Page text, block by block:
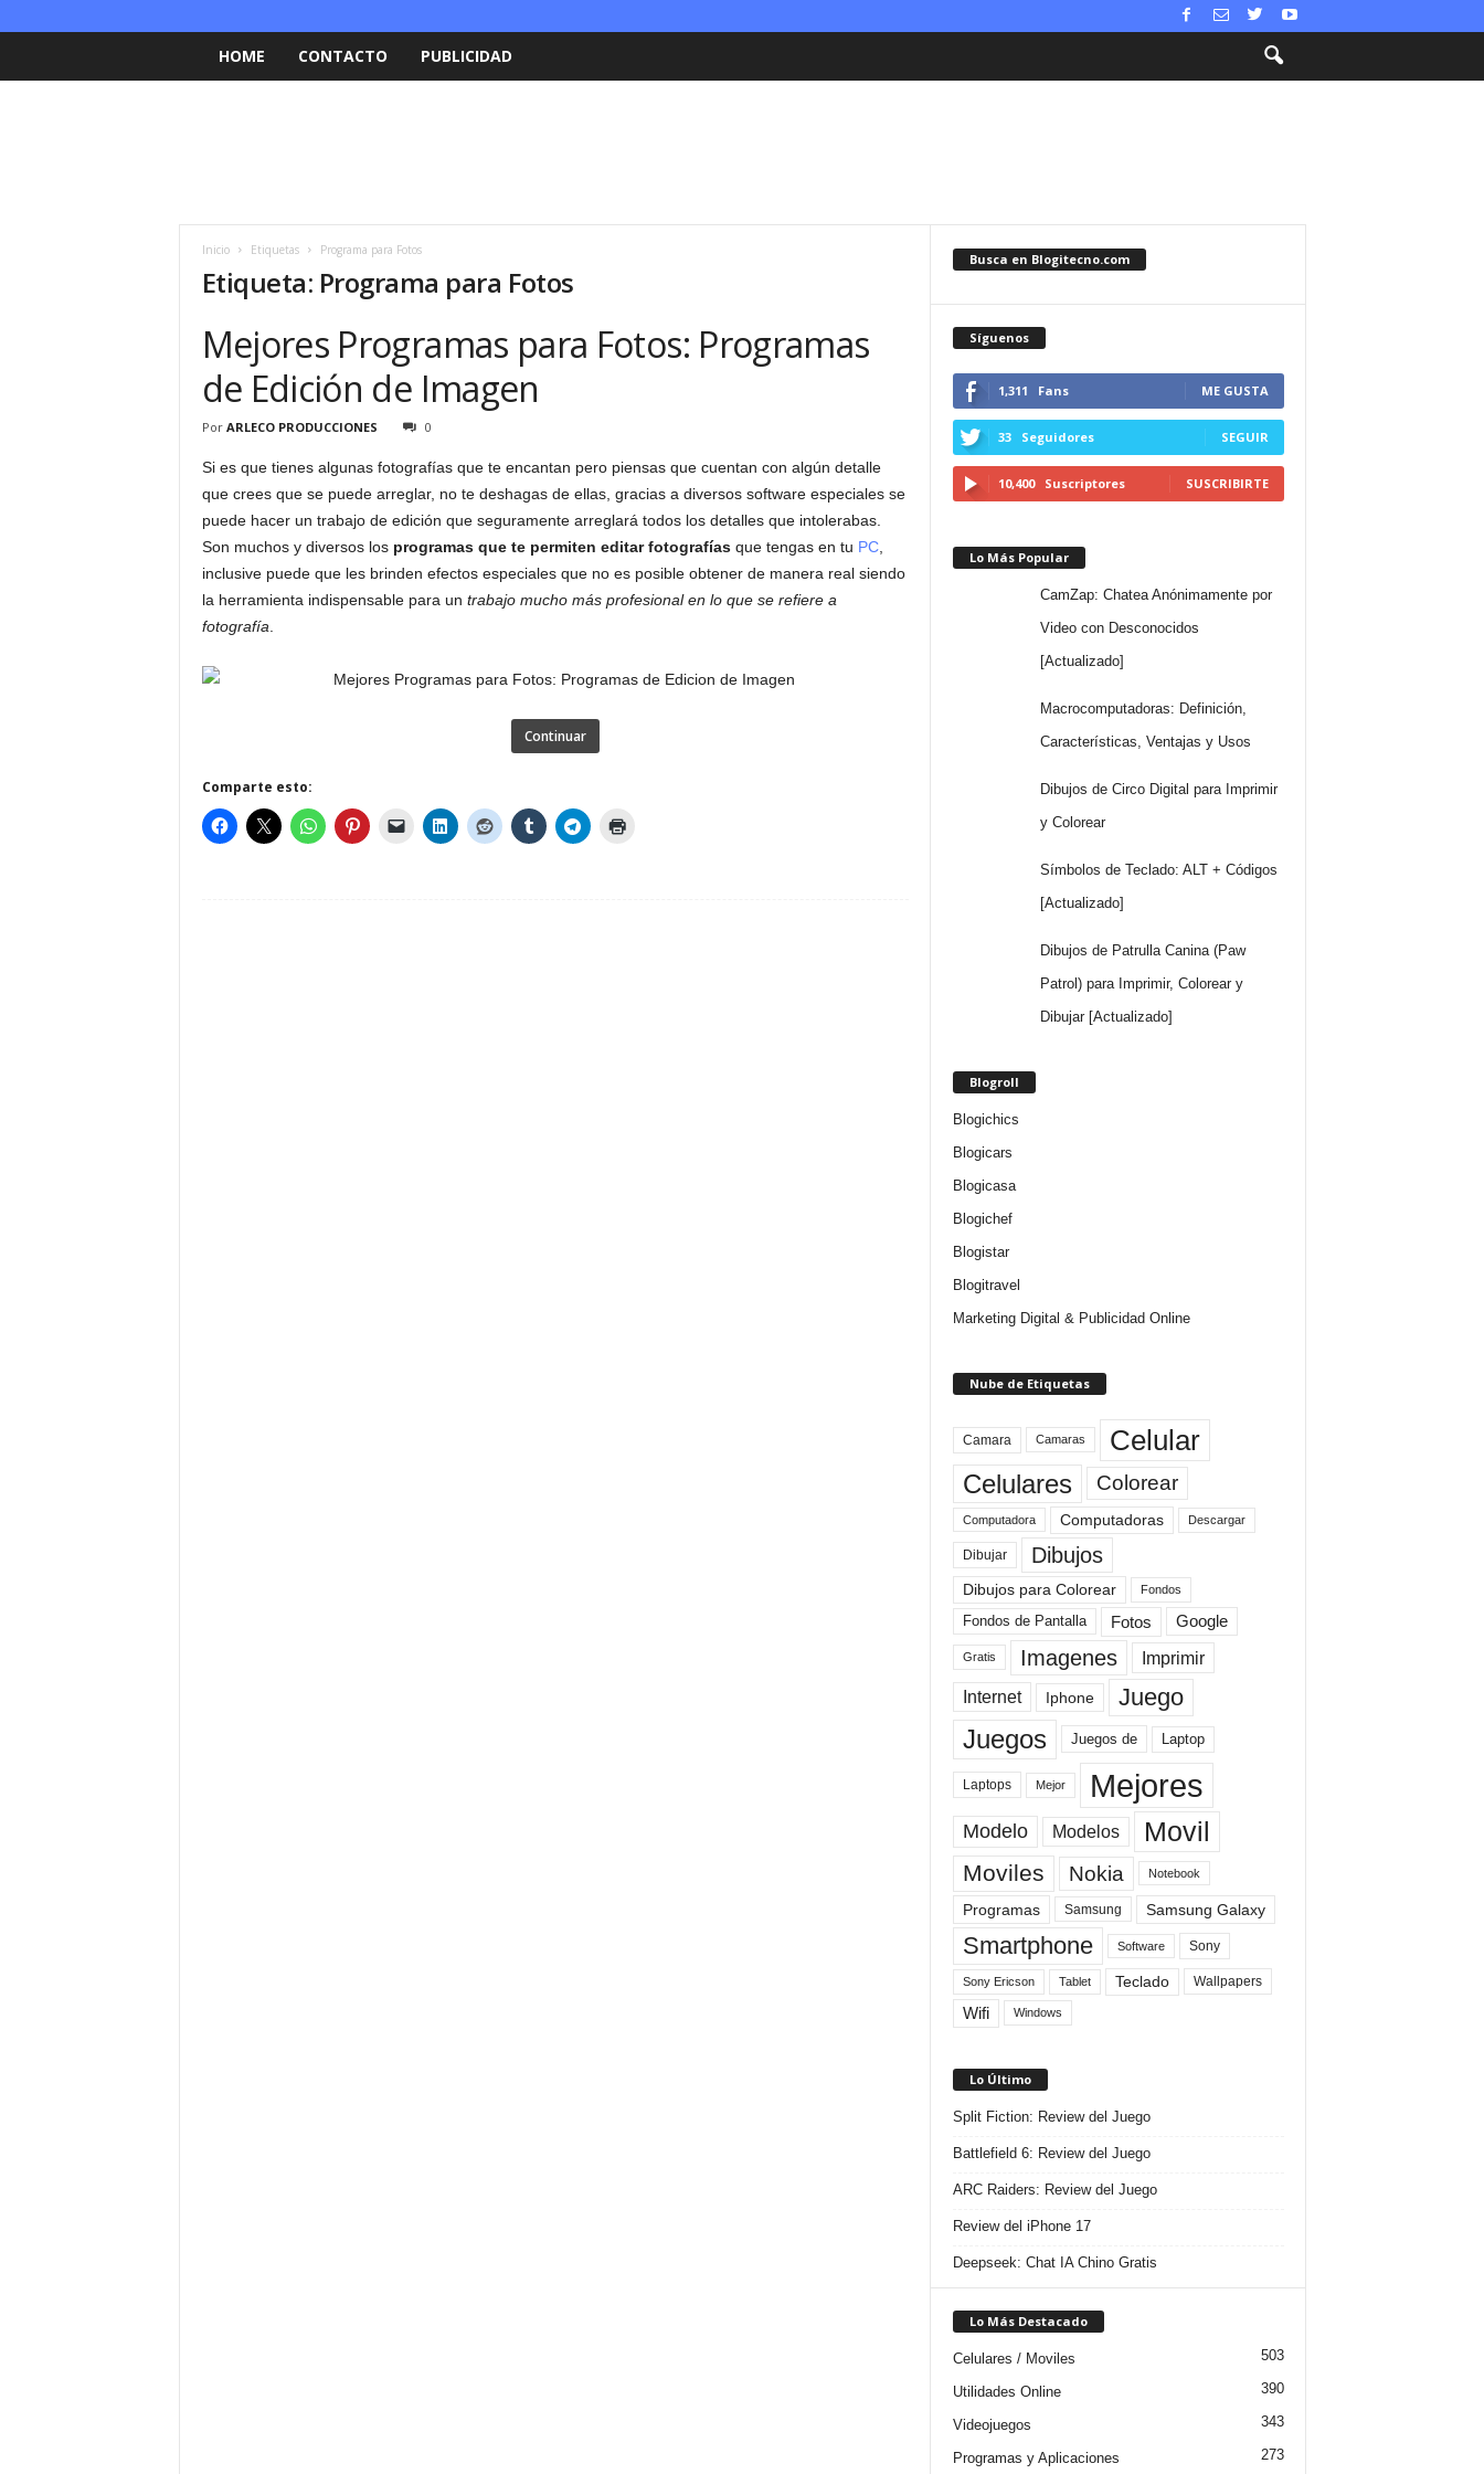
HOME CONTACTO PUBLICIDAD
Inicio Etiquetas Programa para Fotos
Etiqueta: Programa para Fotos
Mejores Programas para Fotos: Programas
de Edición de Imagen
Por ARLECO PRODUCCIONES 0
Si es que tienes algunas fotografías que te encantan pero piensas que cuentan con algún detalle
que crees que se puede arreglar, no te deshagas de ellas, gracias a diversos software especiales se
puede hacer un trabajo de edición que seguramente arreglará todos los detalles que intolerabas.
Son muchos y diversos los programas que te permiten editar fotografíasque tengas en tu PC,
inclusive puede que les brinden efectos especiales que no es posible obtener de manera real siendo
la herramienta indispensable para un trabajo mucho más profesional en lo que se refiere a
fotografía
Continuar
Comparte esto:
Busca en Blogitecno.com
Síguenos
1,311 Fans ME GUSTA
33 Seguidores SEGUIR
10,400 Suscriptores SUSCRIBIRTE
Lo Más Popular
CamZap: Chatea Anónimamente por
Video con Desconocidos
[Actualizado]
Macrocomputadoras: Definición,
Características, Ventajas y Usos
Dibujos de Circo Digital para Imprimir
y Colorear
Símbolos de Teclado: ALT + Códigos
[Actualizado]
Dibujos de Patrulla Canina (Paw
Patrol) para Imprimir, Colorear y
Dibujar [Actualizado]
Blogroll
Blogichics
Blogicars
Blogicasa
Blogichef
Blogistar
Blogitravel
Marketing Digital & Publicidad Online
Nube de Etiquetas
Camara Camaras Celular
Celulares Colorear
Computadora Computadoras Descargar
Dibujar Dibujos
Dibujos para Colorear Fondos
Fondos de Pantalla Fotos Google
Gratis Imagenes Imprimir
Internet Iphone Juego
Juegos Juegos de Laptop
Laptops Mejor Mejores
Modelo Modelos Movil
Moviles Nokia Notebook
Programas Samsung Samsung Galaxy
Smartphone Software Sony
Sony Ericson Tablet Teclado Wallpapers
Wifi Windows
Lo Último
Split Fiction: Review del Juego
Battlefield 6: Review del Juego
ARC Raiders: Review del Juego
Review del iPhone 17
Deepseek: Chat IA Chino Gratis
Lo Más Destacado
Celulares / Moviles 503
Utilidades Online 390
Videojuegos 343
Programas y Aplicaciones 273